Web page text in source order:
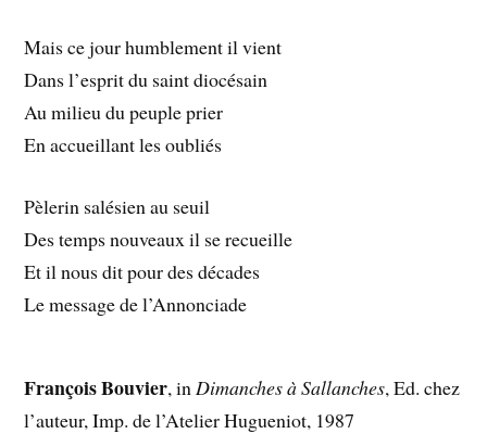
Mais ce jour humblement il vient
Dans l’esprit du saint diocésain
Au milieu du peuple prier
En accueillant les oubliés
Pèlerin salésien au seuil
Des temps nouveaux il se recueille
Et il nous dit pour des décades
Le message de l’Annonciade
François Bouvier, inDimanches à Sallanches, Ed. chez
l’auteur, Imp. de l’Atelier Hugueniot, 1987